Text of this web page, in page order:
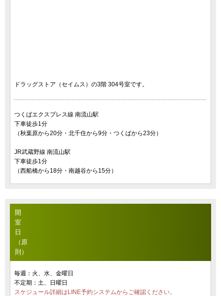
ドラッグストア（セイムス）の3階 304号室です。
つくばエクスプレス線 南流山駅
下車徒歩1分
（秋葉原から20分・北千住から9分・つくばから23分）
JR武蔵野線 南流山駅
下車徒歩1分
（西船橋から18分・南越谷から15分）
開
室
日
（原
則）
毎週：火、水、金曜日
不定期：土、日曜日
スケジュール詳細はLINE予約システムからご確認ください。